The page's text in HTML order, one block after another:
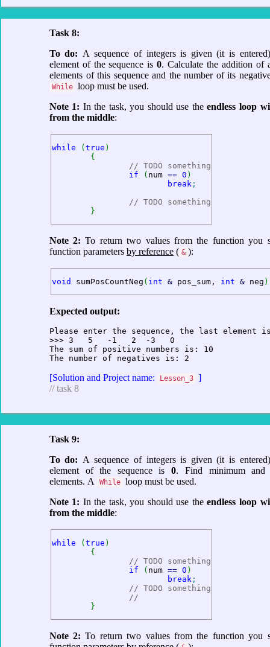
Task 8:
To do: A sequence of integers is given (it is
element of the sequence is 0. Calculate the addition of
elements of this sequence and the number of its
While loop must be used.
Note 1: In the task, you should use the endless loop
from the middle:
while ( true )
{
// TODO something
if
( num == 0 )
break ;
// TODO something
}
Note 2: To return two values from the function you
function parameters by reference ( & ):
void sumPosCountNeg ( int & pos_sum, int & neg )
Expected output:
Please enter the sequence, the last element
>>> 3   5   -1   2  -3   0
The sum of positive numbers is: 10
[Solution and Project name: Lesson_3 ]
// task 8
Task 9:
To do: A sequence of integers is given (it is
element of the sequence is 0. Find minimum and
elements. A
While loop must be used.
Note 1: In the task, you should use the endless loop
from the middle:
while ( true )
{
// TODO something
if
( num == 0 )
break ;
// TODO something
//
}
Note 2: To return two values from the function you